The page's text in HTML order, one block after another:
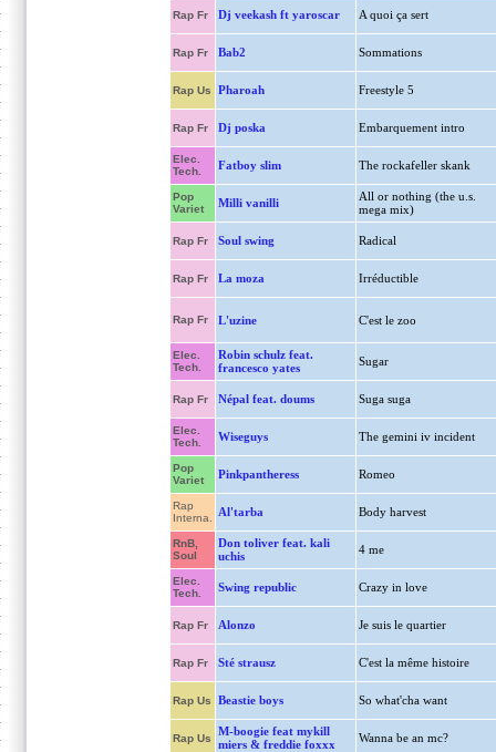
Rap Fr Dj veekash ft yaroscar A quoi ça sert
Rap Fr Bab2 Sommations
Rap Us Pharoah Freestyle 5
Rap Fr Dj poska Embarquement intro
Elec.
Tech.
Fatboy slim The rockafeller skank
Pop
Variet
Milli vanilli
All or nothing (the u.s.
mega mix)
Rap Fr Soul swing Radical
Rap Fr La moza Irréductible
Rap Fr L'uzine C'est le zoo
Elec.
Tech.
Robin schulz feat.
francesco yates
Sugar
Rap Fr Népal feat. doums Suga suga
Elec.
Tech.
Wiseguys The gemini iv incident
Pop
Variet
Pinkpantheress Romeo
Rap
Interna.
Al'tarba Body harvest
RnB,
Soul
Don toliver feat. kali
uchis
4 me
Elec.
Tech.
Swing republic Crazy in love
Rap Fr Alonzo Je suis le quartier
Rap Fr Sté strausz C'est la même histoire
Rap Us Beastie boys So what'cha want
Rap Us
M-boogie feat mykill
miers & freddie foxxx
Wanna be an mc?